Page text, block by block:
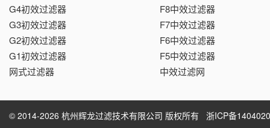
G4初效过滤器
G3初效过滤器
G2初效过滤器
G1初效过滤器
网式过滤器
F8中效过滤器
F7中效过滤器
F6中效过滤器
F5中效过滤器
中效过滤网
© 2014-2026 杭州辉龙过滤技术有限公司 版权所有 浙ICP备